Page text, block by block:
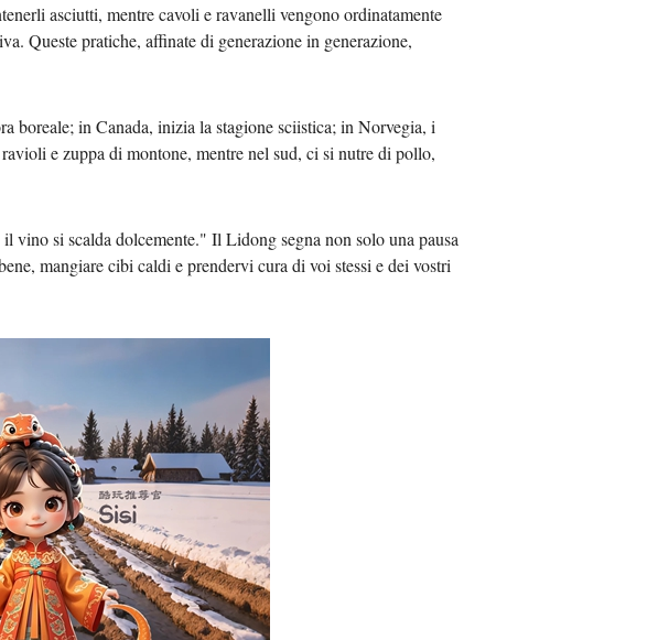
ภาษาไทย
Ελληνικά
اردو
asciutti, mentre cavoli e ravanelli vengono ordinatamente
Queste pratiche, affinate di generazione in generazione,
boreale; in Canada, inizia la stagione sciistica; in Norvegia, i
e zuppa di montone, mentre nel sud, ci si nutre di pollo,
vino si scalda dolcemente." Il Lidong segna non solo una pausa
mangiare cibi caldi e prendervi cura di voi stessi e dei vostri